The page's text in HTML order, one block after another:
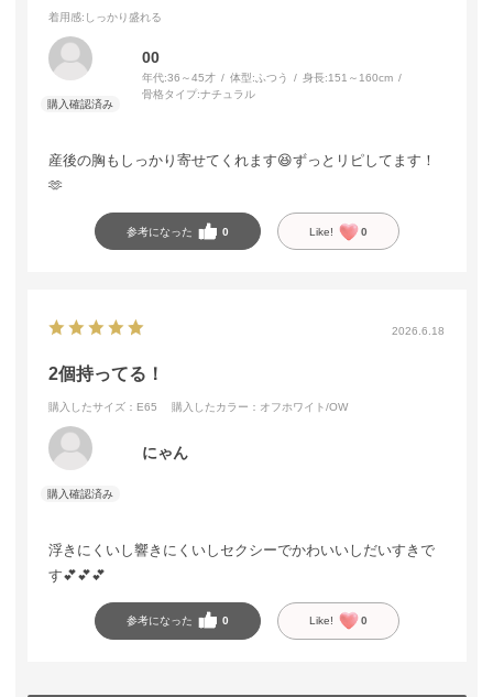
着用感:しっかり盛れる
00
年代:36～45才 体型:ふつう 身長:151～160cm
骨格タイプ:ナチュラル
産後の胸もしっかり寄せてくれます😆ずっとリピしてます！
🫶
参考になった 0 Like! 0
2026.6.18
2個持ってる！
購入したサイズ：E65 購入したカラー：オフホワイト/OW
にゃん
浮きにくいし響きにくいしセクシーでかわいいしだいすきで
す💕💕💕
参考になった 0 Like! 0